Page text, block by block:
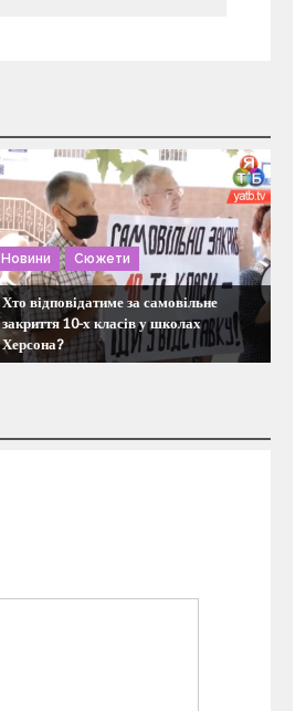
Новини Сюжети
Хто відповідатиме за самовільне
закриття 10-х класів у школах
Херсона?